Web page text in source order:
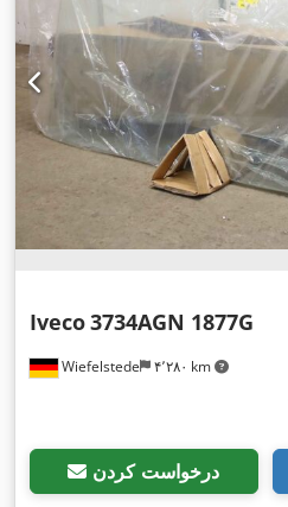
Wiefelstede ۴٬۲۸۰ km
Iveco3734AGN 1877G
درخواست کردن